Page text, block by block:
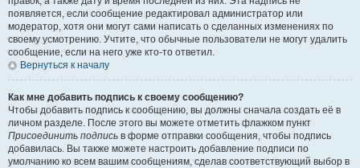
появляется, если сообщение редактировал администратор или
модератор, хотя они могут сами написать о сделанных изменениях по
своему усмотрению. Учтите, что обычные пользователи не могут удалить
сообщение, если на него уже кто-то ответил.
Вернуться к началу
Как мне добавить подпись к своему сообщению?
Чтобы добавить подпись к сообщению, вы должны сначала создать её в
личном разделе. После этого вы можете отметить флажком пункт
Присоединить подпись в форме отправки сообщения, чтобы подпись
добавилась. Вы также можете настроить добавление подписи по
умолчанию ко всем вашим сообщениям, сделав соответствующий выбор в